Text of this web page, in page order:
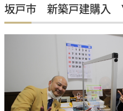
坂戸市 新築戸建購入